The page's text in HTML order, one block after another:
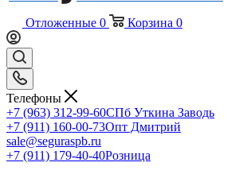
Отложенные 0 Корзина 0
Телефоны
+7 (963) 312-99-60СПб Уткина Заводь
+7 (911) 160-00-73Опт Дмитрий
sale@seguraspb.ru
+7 (911) 179-40-40Розница